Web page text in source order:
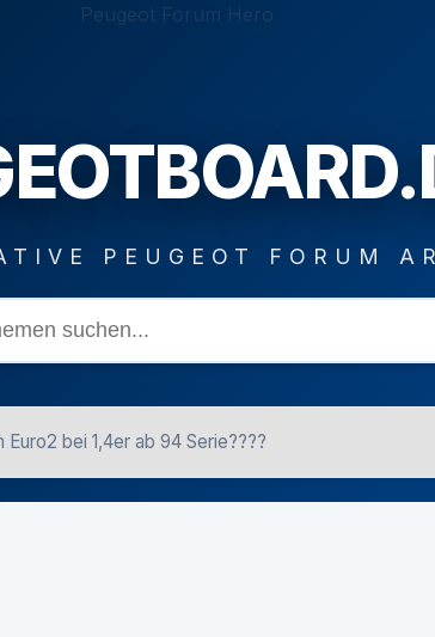
PEUGEOT FORUM
bei 1,4er ab 94 Serie????